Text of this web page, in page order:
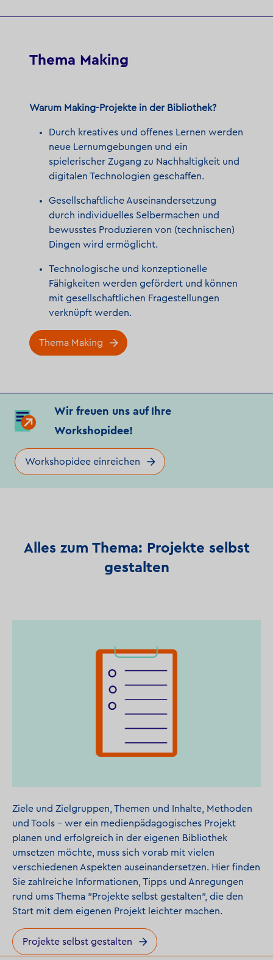
Thema Making
Warum Making-Projekte in der Bibliothek?
Durch kreatives und offenes Lernen werden
neue Lernumgebungen und ein
spielerischer Zugang zu Nachhaltigkeit und
digitalen Technologien geschaffen.
Gesellschaftliche Auseinandersetzung
durch individuelles Selbermachen und
bewusstes Produzieren von (technischen)
Dingen wird ermöglicht.
Technologische und konzeptionelle
Fähigkeiten werden gefördert und können
mit gesellschaftlichen Fragestellungen
verknüpft werden.
Thema Making
Wir freuen uns auf Ihre
Workshopidee!
Workshopidee einreichen
Alles zum Thema: Projekte selbst
gestalten
Ziele und Zielgruppen, Themen und Inhalte, Methoden
und Tools - wer ein medienpädagogisches Projekt
planen und erfolgreich in der eigenen Bibliothek
umsetzen möchte, muss sich vorab mit vielen
verschiedenen Aspekten auseinandersetzen. Hier finden
Sie zahlreiche Informationen, Tipps und Anregungen
rund ums Thema "Projekte selbst gestalten", die den
Start mit dem eigenen Projekt leichter machen.
Projekte selbst gestalten